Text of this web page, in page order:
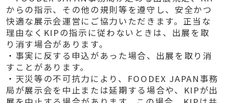
からの指示、その他の規則等を遵守し、安全かつ
快適な展示会運営にご協力いただきます。正当な
理由なくKIPの指示に従わないときは、出展を取
り消す場合があります。
・事実に反する申込があった場合、出展を取り消
すことがあります。
・天災等の不可抗力により、FOODEX JAPAN事務
局が展示会を中止または延期する場合や、KIPが出